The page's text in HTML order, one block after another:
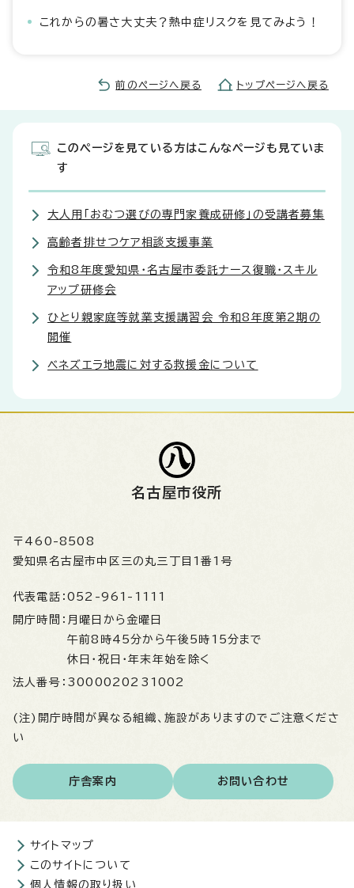
これからの暑さ大丈夫？熱中症リスクを見てみよう！
前のページへ戻る トップページへ戻る
このページを見ている方はこんなページも見ていま
す
大人用「おむつ選びの専門家養成研修」の受講者募集
高齢者排せつケア相談支援事業
令和8年度愛知県・名古屋市委託ナース復職・スキル
アップ研修会
ひとり親家庭等就業支援講習会 令和8年度第2期の
開催
ベネズエラ地震に対する救援金について
名古屋市役所
〒460-8508
愛知県名古屋市中区三の丸三丁目1番1号
代表電話： 052-961-1111
開庁時間： 月曜日から金曜日
午前8時45分から午後5時15分まで
休日・祝日・年末年始を除く
法人番号： 3000020231002
(注)開庁時間が異なる組織、施設がありますのでご注意くださ
い
庁舎案内 お問い合わせ
サイトマップ
このサイトについて
個人情報の取り扱い